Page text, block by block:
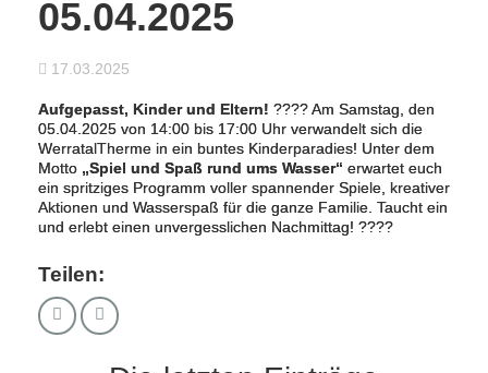
05.04.2025
17.03.2025
Aufgepasst, Kinder und Eltern! ???? Am Samstag, den
05.04.2025 von 14:00 bis 17:00 Uhr verwandelt sich die
WerratalTherme in ein buntes Kinderparadies! Unter dem
Motto „Spiel und Spaß rund ums Wasser“ erwartet euch
ein spritziges Programm voller spannender Spiele, kreativer
Aktionen und Wasserspaß für die ganze Familie. Taucht ein
und erlebt einen unvergesslichen Nachmittag! ????
Teilen: